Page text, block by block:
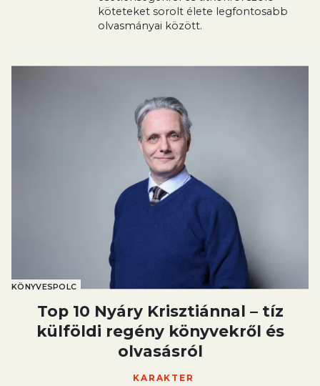
köteteket sorolt élete legfontosabb
olvasmányai között.
KÖNYVESPOLC
Top 10 Nyáry Krisztiánnal – tíz
külföldi regény könyvekről és
olvasásról
KARAKTER